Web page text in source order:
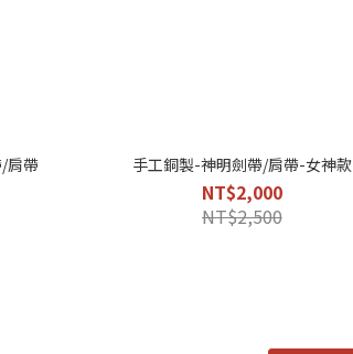
肩帶 手工銅製-神明劍帶/肩帶-女神款
NT$2,000
NT$2,500